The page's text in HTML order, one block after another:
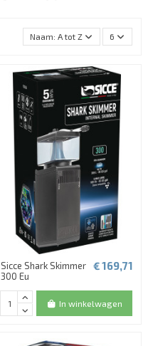
Naam: A tot Z 6
Sicce Shark Skimmer
300 Eu
€ 169,71
In winkelwagen